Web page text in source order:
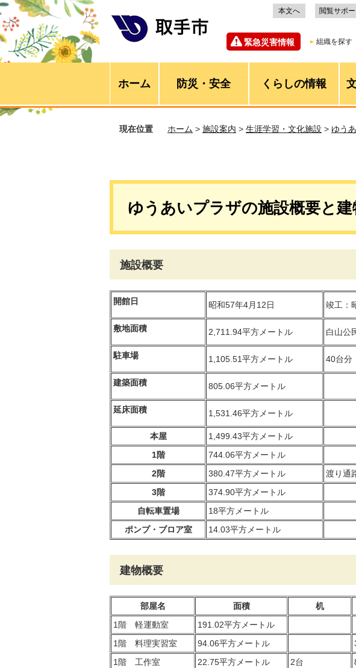
本文へ 閲覧サポ
緊急災害情報 組織を探す
ホーム 防災・安全 くらしの情報
現在位置 ホーム > 施設案内 > 生涯学習・文化施設 > ゆう
ゆうあいプラザの施設概要と建
施設概要
開館日 昭和57年4月12日 竣工：
敷地面積 2,711.94平方メートル 白山公
駐車場 1,105.51平方メートル 40台分
建築面積 805.06平方メートル
延床面積 1,531.46平方メートル
本屋
1,499.43平方メートル
1階
744.06平方メートル
2階
380.47平方メートル
渡り通
3階
374.90平方メートル
自転車置場
18平方メートル
ポンプ・ブロア室
14.03平方メートル
建物概要
部屋名 面積 机
1階 軽運動室
191.02平方メートル
1階 料理実習室
94.06平方メートル
1階 工作室
22.75平方メートル 2台